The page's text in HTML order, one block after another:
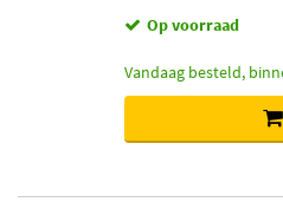
Op voorraad
Vandaag besteld,